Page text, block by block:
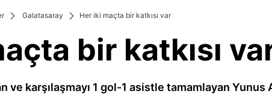
Galatasaray Her iki maçta bir katkısı var
bir katkısı
ve karşılaşmayı 1 gol-1 asistle tamamlayan